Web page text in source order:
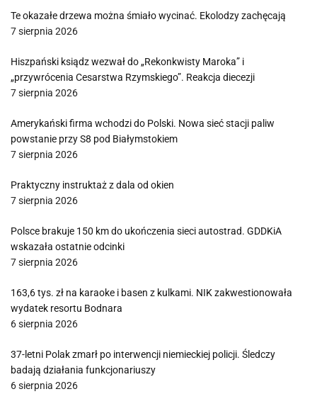
Te okazałe drzewa można śmiało wycinać. Ekolodzy zachęcają
7 sierpnia 2026
Hiszpański ksiądz wezwał do „Rekonkwisty Maroka” i
„przywrócenia Cesarstwa Rzymskiego”. Reakcja diecezji
7 sierpnia 2026
Amerykański firma wchodzi do Polski. Nowa sieć stacji paliw
powstanie przy S8 pod Białymstokiem
7 sierpnia 2026
Praktyczny instruktaż z dala od okien
7 sierpnia 2026
Polsce brakuje 150 km do ukończenia sieci autostrad. GDDKiA
wskazała ostatnie odcinki
7 sierpnia 2026
163,6 tys. zł na karaoke i basen z kulkami. NIK zakwestionowała
wydatek resortu Bodnara
6 sierpnia 2026
37-letni Polak zmarł po interwencji niemieckiej policji. Śledczy
badają działania funkcjonariuszy
6 sierpnia 2026